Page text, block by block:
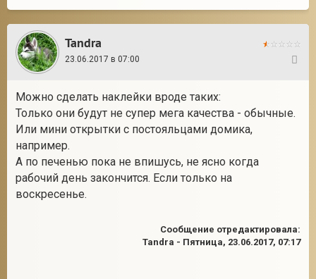
Tandra
23.06.2017 в 07:00
Можно сделать наклейки вроде таких:
Только они будут не супер мега качества - обычные.
Или мини открытки с постояльцами домика,
например.
А по печенью пока не впишусь, не ясно когда
рабочий день закончится. Если только на
воскресенье.
Сообщение отредактировала:
Tandra - Пятница, 23.06.2017, 07:17